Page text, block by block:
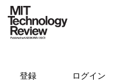
登録 ログイン